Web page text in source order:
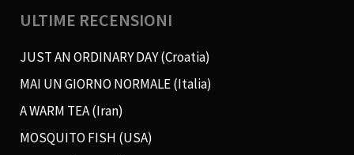
ULTIME RECENSIONI
JUST AN ORDINARY DAY (Croatia)
MAI UN GIORNO NORMALE (Italia)
A WARM TEA (Iran)
MOSQUITO FISH (USA)